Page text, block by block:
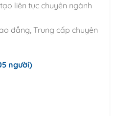
liên tục chuyên ngành
đẳng, Trung cấp chuyên
người)